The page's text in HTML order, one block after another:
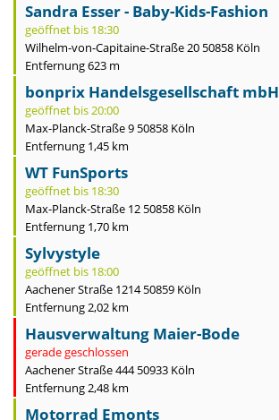
Sandra Esser - Baby-Kids-Fashion
geöffnet bis 18:30
Wilhelm-von-Capitaine-Straße 20 50858 Köln
Entfernung 623 m
bonprix Handelsgesellschaft mbH
geöffnet bis 20:00
Max-Planck-Straße 9 50858 Köln
Entfernung 1,45 km
WT FunSports
geöffnet bis 18:30
Max-Planck-Straße 12 50858 Köln
Entfernung 1,70 km
Sylvystyle
geöffnet bis 18:00
Aachener Straße 1214 50859 Köln
Entfernung 2,02 km
Hausverwaltung Maier-Bode
gerade geschlossen
Aachener Straße 444 50933 Köln
Entfernung 2,48 km
Motorrad Emonts